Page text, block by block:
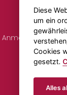
Anmerkungen zu
Diese
um ein
Cookies
gesetzt.
Alles